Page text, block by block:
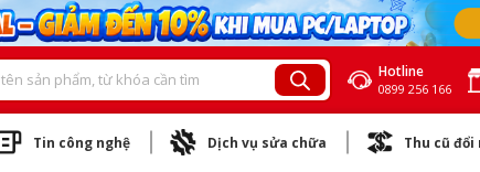
Hotline
0899 256 166
Tin công nghệ Dịch vụ sửa chữa Thu cũ đổi